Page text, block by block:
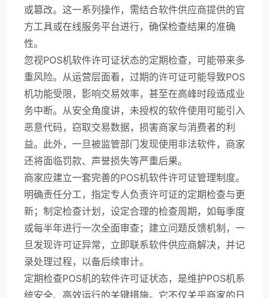
或篡改。这一系列操作，需结合软件供应商提供的官
方工具或在线服务平台进行，确保检查结果的准确
性。
忽视POS机软件许可证状态的定期检查，可能带来多
重风险。从运营层面看，过期的许可证可能导致POS
机功能受限，影响交易效率，甚至在高峰时段造成业
务中断。从安全角度讲，未授权的软件使用可能引入
恶意代码，窃取交易数据，损害商家与消费者的利
益。此外，一旦被监管部门发现使用非法软件，商家
还将面临罚款、声誉损失等严重后果。
商家应建立一套完善的POS机软件许可证管理制度。
明确责任分工，指定专人负责许可证的定期检查与更
新；制定检查计划，设定合理的检查周期，如每季度
或每半年进行一次全面审查；建立问题反馈机制，一
旦发现许可证异常，立即联系软件供应商解决，并记
录处理过程，以备后续审计。
定期检查POS机的软件许可证状态，是维护POS机系
统安全、高效运行的关键措施。它不仅关乎商家的日